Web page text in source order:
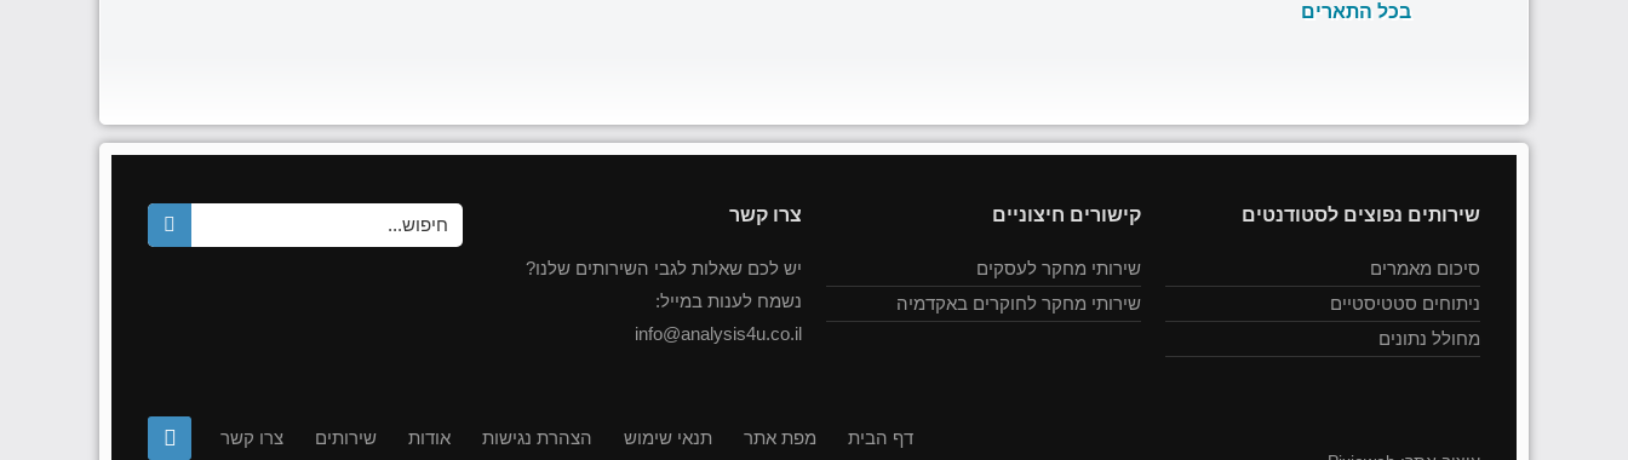
בכל התארים
שירותים נפוצים לסטודנטים
סיכום מאמרים
ניתוחים סטטיסטיים
מחולל נתונים
קישורים חיצוניים
שירותי מחקר לעסקים
שירותי מחקר לחוקרים באקדמיה
צרו קשר
יש לכם שאלות לגבי השירותים שלנו?
נשמח לענות במייל:
info@analysis4u.co.il
דף הבית מפת אתר תנאי שימוש הצהרת נגישות אודות שירותים צרו קשר